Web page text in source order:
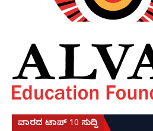
ವಾರದ ಟಾಪ್ 10 ಸುದ್ದಿ